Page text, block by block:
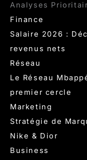
Analyses
Finance
Salaire 2026 :
revenus nets
Réseau
Le Réseau
premier cercle
Marketing
Stratégie de
Nike & Dior
Business